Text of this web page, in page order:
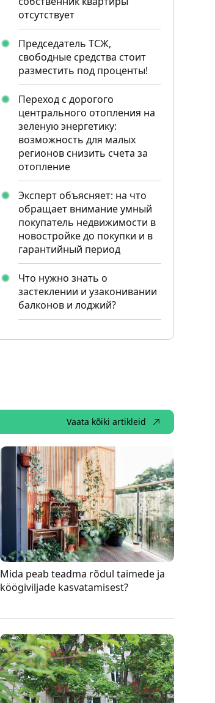
отсутствует
Председатель ТСЖ,
свободные средства стоит
разместить под проценты!
Переход с дорогого
центрального отопления на
зеленую энергетику:
возможность для малых
регионов снизить счета за
отопление
Эксперт объясняет: на что
обращает внимание умный
покупатель недвижимости в
новостройке до покупки и в
гарантийный период
Что нужно знать о
застеклении и узаконивании
балконов и лоджий?
Vaata kõiki artikleid
Mida peab teadma rõdul taimede ja
köögiviljade kasvatamisest?